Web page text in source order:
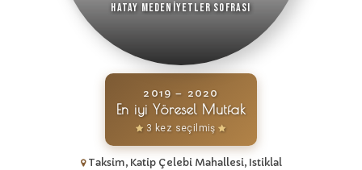
Hatay Medeniyetler Sofrası
2019 – 2020
En iyi Yöresel Mutfak
3 kez seçilmiş
Taksim, Katip Çelebi Mahallesi, Istiklal